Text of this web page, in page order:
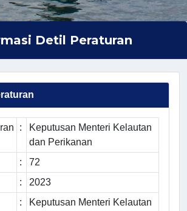
Detil Peraturan
:
Keputusan Menteri Kelautan
dan Perikanan
:
72
:
2023
:
Keputusan Menteri Kelautan